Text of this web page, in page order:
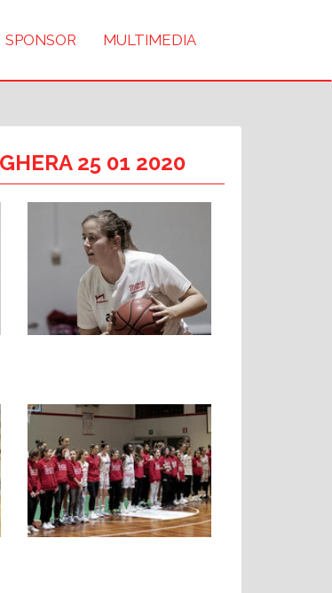
SPONSOR MULTIMEDIA
25 01 2020